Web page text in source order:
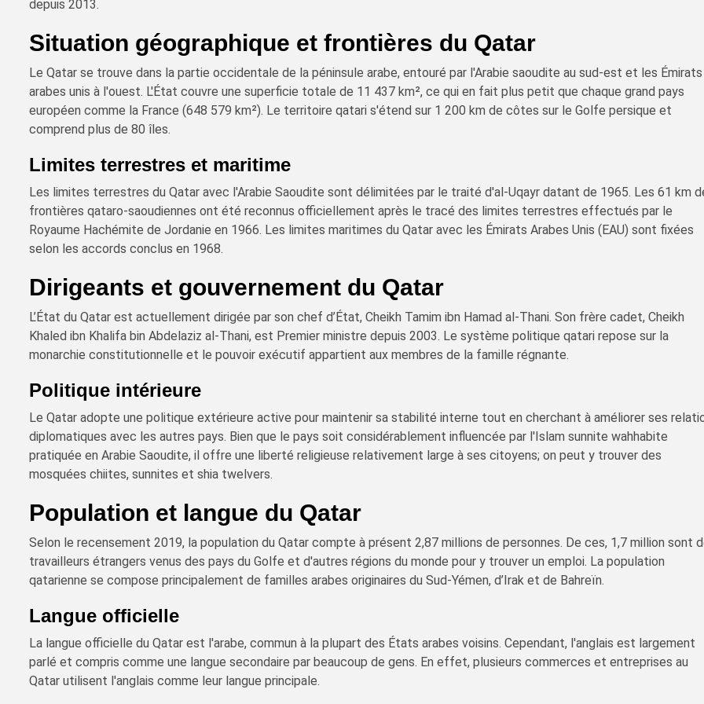
depuis 2013.
Situation géographique et frontières du Qatar
Le Qatar se trouve dans la partie occidentale de la péninsule arabe, entouré par l'Arabie saoudite au sud-est et les Émirats
arabes unis à l'ouest. L'État couvre une superficie totale de 11 437 km², ce qui en fait plus petit que chaque grand pays
européen comme la France (648 579 km²). Le territoire qatari s'étend sur 1 200 km de côtes sur le Golfe persique et
comprend plus de 80 îles.
Limites terrestres et maritime
Les limites terrestres du Qatar avec l'Arabie Saoudite sont délimitées par le traité d'al-Uqayr datant de 1965. Les 61 km
frontières qataro-saoudiennes ont été reconnus officiellement après le tracé des limites terrestres effectués par le
Royaume Hachémite de Jordanie en 1966. Les limites maritimes du Qatar avec les Émirats Arabes Unis (EAU) sont fixées
selon les accords conclus en 1968.
Dirigeants et gouvernement du Qatar
L’État du Qatar est actuellement dirigée par son chef d’État, Cheikh Tamim ibn Hamad al-Thani. Son frère cadet, Cheikh
Khaled ibn Khalifa bin Abdelaziz al-Thani, est Premier ministre depuis 2003. Le système politique qatari repose sur la
monarchie constitutionnelle et le pouvoir exécutif appartient aux membres de la famille régnante.
Politique intérieure
Le Qatar adopte une politique extérieure active pour maintenir sa stabilité interne tout en cherchant à améliorer ses
diplomatiques avec les autres pays. Bien que le pays soit considérablement influencée par l'Islam sunnite wahhabite
pratiquée en Arabie Saoudite, il offre une liberté religieuse relativement large à ses citoyens; on peut y trouver des
mosquées chiites, sunnites et shia twelvers.
Population et langue du Qatar
Selon le recensement 2019, la population du Qatar compte à présent 2,87 millions de personnes. De ces, 1,7 million sont
travailleurs étrangers venus des pays du Golfe et d'autres régions du monde pour y trouver un emploi. La population
qatarienne se compose principalement de familles arabes originaires du Sud-Yémen, d’Irak et de Bahreïn.
Langue officielle
La langue officielle du Qatar est l'arabe, commun à la plupart des États arabes voisins. Cependant, l'anglais est largement
parlé et compris comme une langue secondaire par beaucoup de gens. En effet, plusieurs commerces et entreprises au
Qatar utilisent l'anglais comme leur langue principale.